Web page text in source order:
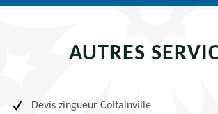
AUTRES
Devis zingueur Coltainville